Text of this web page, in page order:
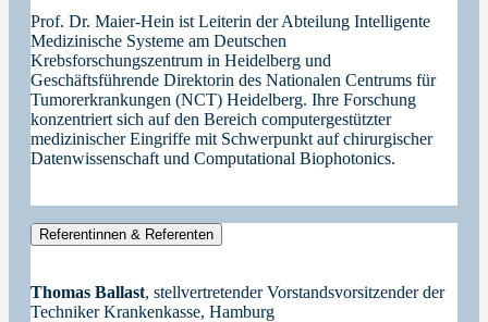
Prof. Dr. Maier-Hein ist Leiterin der Abteilung Intelligente
Medizinische Systeme am Deutschen
Krebsforschungszentrum in Heidelberg und
Geschäftsführende Direktorin des Nationalen Centrums für
Tumorerkrankungen (NCT) Heidelberg. Ihre Forschung
konzentriert sich auf den Bereich computergestützter
medizinischer Eingriffe mit Schwerpunkt auf chirurgischer
Datenwissenschaft und Computational Biophotonics.
Referentinnen & Referenten
Thomas Ballast, stellvertretender Vorstandsvorsitzender der
Techniker Krankenkasse, Hamburg